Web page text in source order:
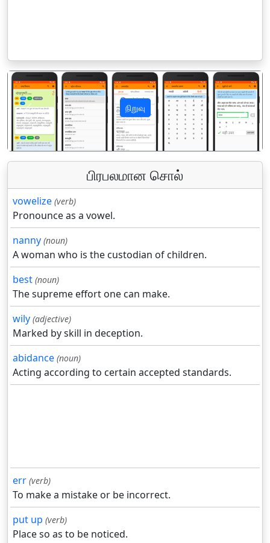
நிறுவு
पिछला अगला
பிரபலமான சொல்
vowelize (verb)
Pronounce as a vowel.
nanny (noun)
A woman who is the custodian of children.
best (noun)
The supreme effort one can make.
wily (adjective)
Marked by skill in deception.
abidance (noun)
Acting according to certain accepted standards.
err (verb)
To make a mistake or be incorrect.
put up (verb)
Place so as to be noticed.